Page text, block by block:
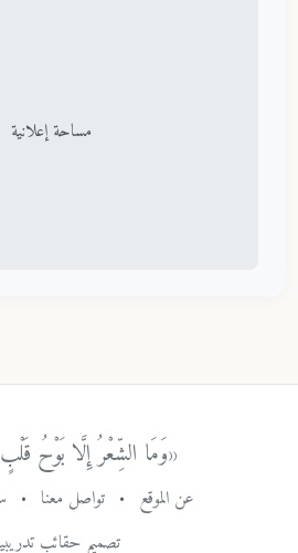
مساحة إعلانية
«وَمَا الشِّعْرُ إِلَّا بَوْحُ
عن الموقع • تواصل معنا •
تصميم حقائب